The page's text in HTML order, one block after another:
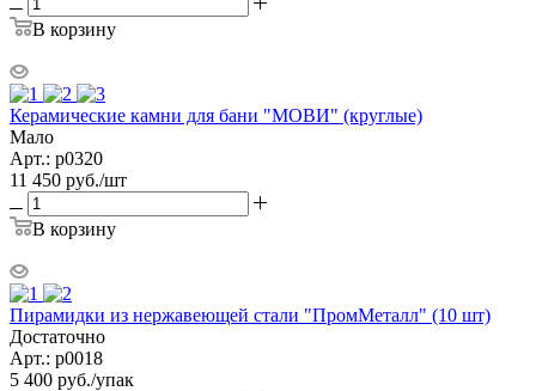
В корзину
Керамические камни для бани "МОВИ" (круглые)
Мало
Арт.: р0320
11 450 руб./шт
В корзину
Пирамидки из нержавеющей стали "ПромМеталл" (10 шт)
Достаточно
Арт.: р0018
5 400 руб./упак